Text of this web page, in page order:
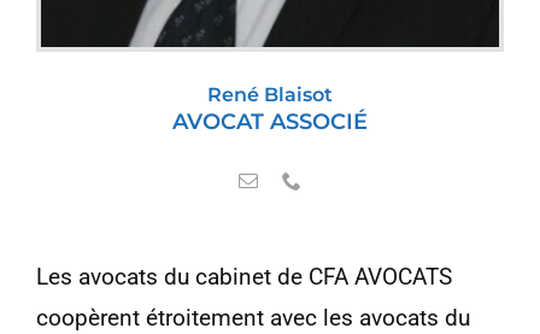
René Blaisot
AVOCAT ASSOCIÉ
Les avocats du cabinet de CFA AVOCATS
coopèrent étroitement avec les avocats du